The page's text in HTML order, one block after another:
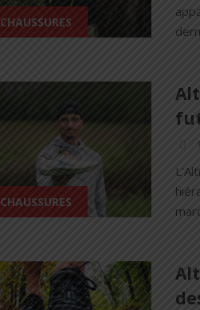
CHAUSSURES
CHAUSSURES